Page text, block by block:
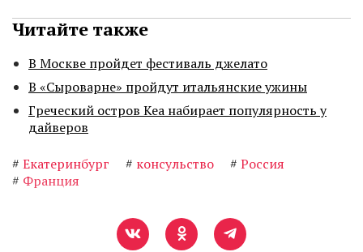
Читайте также
В Москве пройдет фестиваль джелато
В «Сыроварне» пройдут итальянские ужины
Греческий остров Кеа набирает популярность у
дайверов
# Екатеринбург # консульство # Россия
# Франция